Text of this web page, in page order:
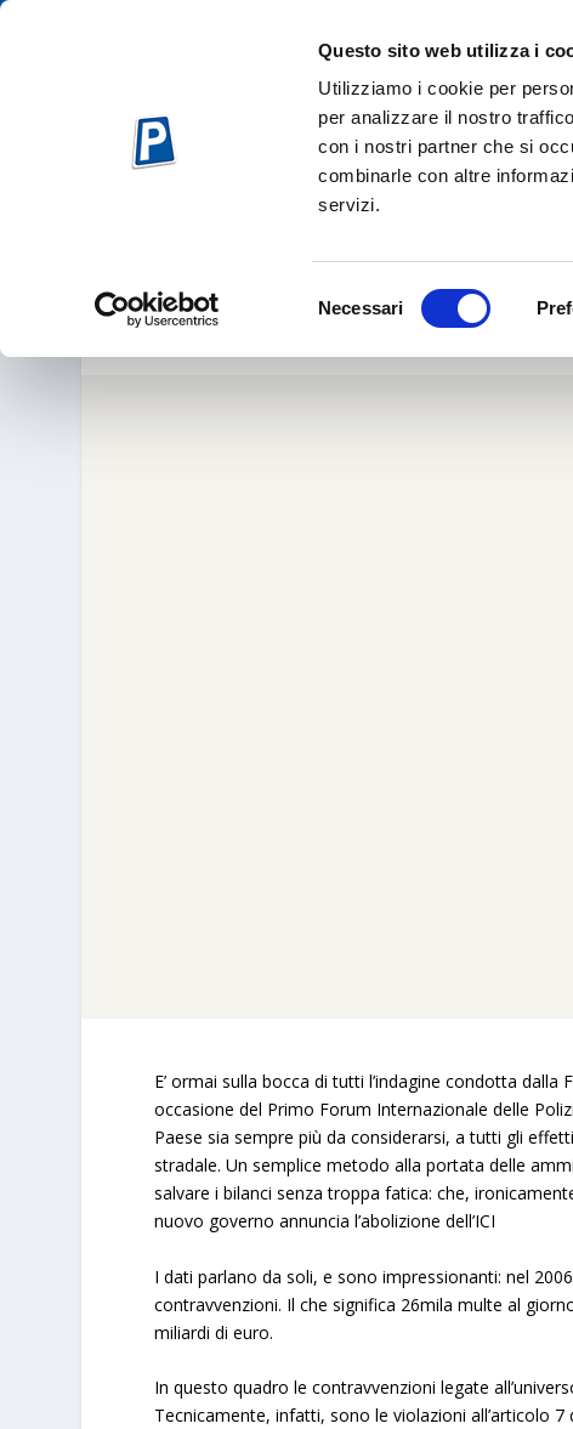
Questo sito web utilizza i
Utilizziamo i cookie per
per analizzare il nostro
con i nostri partner che si
combinarle con altre
servizi.
Necessari
Mag 22, 2008
E’ ormai sulla bocca di tutti l’indagine condotta dalla
occasione del Primo Forum Internazionale delle
Paese sia sempre più da considerarsi, a tutti gli
stradale. Un semplice metodo alla portata delle
salvare i bilanci senza troppa fatica: che,
nuovo governo annuncia l’abolizione dell’ICI
I dati parlano da soli, e sono impressionanti: nel
contravvenzioni. Il che significa 26mila multe al
miliardi di euro.
In questo quadro le contravvenzioni legate
Tecnicamente, infatti, sono le violazioni all’articolo